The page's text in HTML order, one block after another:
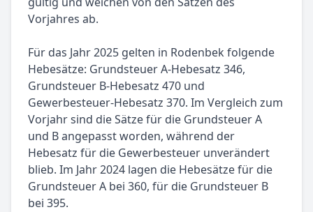
Vorjahres ab.
Für das Jahr 2025 gelten in Rodenbek folgende
Hebesätze: Grundsteuer A-Hebesatz 346,
Grundsteuer B-Hebesatz 470 und
Gewerbesteuer-Hebesatz 370. Im Vergleich zum
Vorjahr sind die Sätze für die Grundsteuer A
und B angepasst worden, während der
Hebesatz für die Gewerbesteuer unverändert
blieb. Im Jahr 2024 lagen die Hebesätze für die
Grundsteuer A bei 360, für die Grundsteuer B
bei 395.